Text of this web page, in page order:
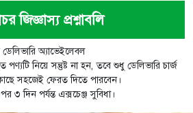
জিজ্ঞাস্য প্রশ্নাবলি
অ্যাভেইলেবল
নিয়ে সন্তুষ্ট না হন, তবে শুধু ডেলিভারি চার্জ
সহজেই ফেরত দিতে পারবেন।
৩ দিন পর্যন্ত এক্সচেঞ্জ সুবিধা।